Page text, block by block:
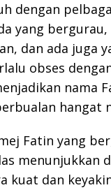
dengan
yang bergurau,
dan ada juga
obses
nama
hangat
Fatin yang
menunjukkan
kuat dan